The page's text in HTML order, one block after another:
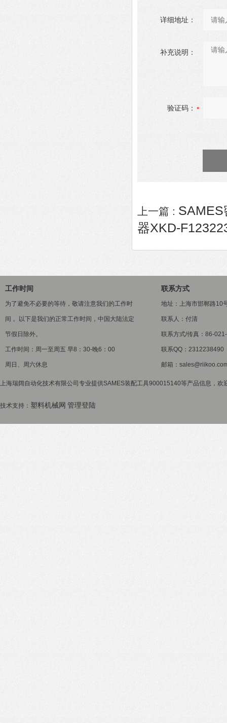
详细地址：
补充说明：
验证码：
上一篇 : SAMES
器XKD-
工作时间
为了避免不必要的等待，敬请注意我们的工作时
间 。以下是我们的正常工作时间，中国大陆法定
节假日除外。
工作时间：周一至周五 早8：30-晚6：00
周日、周六休息
联系方式
地址：上海市邯郸路10
联系人：付清
联系方式/传真：86-
联系QQ：2312238490
邮箱：
上海瑞阔自动化技术有限公司专业提供SAMES装配工具900015140等产品信息，欢
技术支持： 塑料机械网 管理登陆